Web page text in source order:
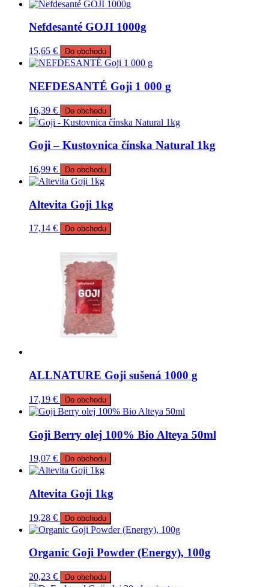
Nefdesanté GOJI 1000g
15,65 € Do obchodu
NEFDESANTÉ Goji 1 000 g
16,39 € Do obchodu
Goji – Kustovnica čínska Natural 1kg
16,99 € Do obchodu
Altevita Goji 1kg
17,14 € Do obchodu
ALLNATURE Goji sušená 1000 g
17,19 € Do obchodu
Goji Berry olej 100% Bio Alteya 50ml
19,07 € Do obchodu
Altevita Goji 1kg
19,28 € Do obchodu
Organic Goji Powder (Energy), 100g
20,23 € Do obchodu